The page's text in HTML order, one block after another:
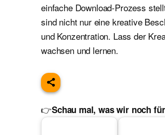
einfache Download-Prozess
sind nicht nur eine kreative
und Konzentration. Lass der
wachsen und lernen.
👉Schau mal, was wir noch